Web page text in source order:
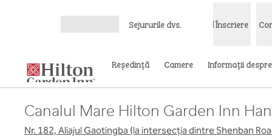
Sejururile dvs. Înscriere
Reşedinţă Camere Informații
Canalul Mare Hilton Garden Inn
Nr. 182, Aliajul Gaotingba (la intersecția dintre Shenban